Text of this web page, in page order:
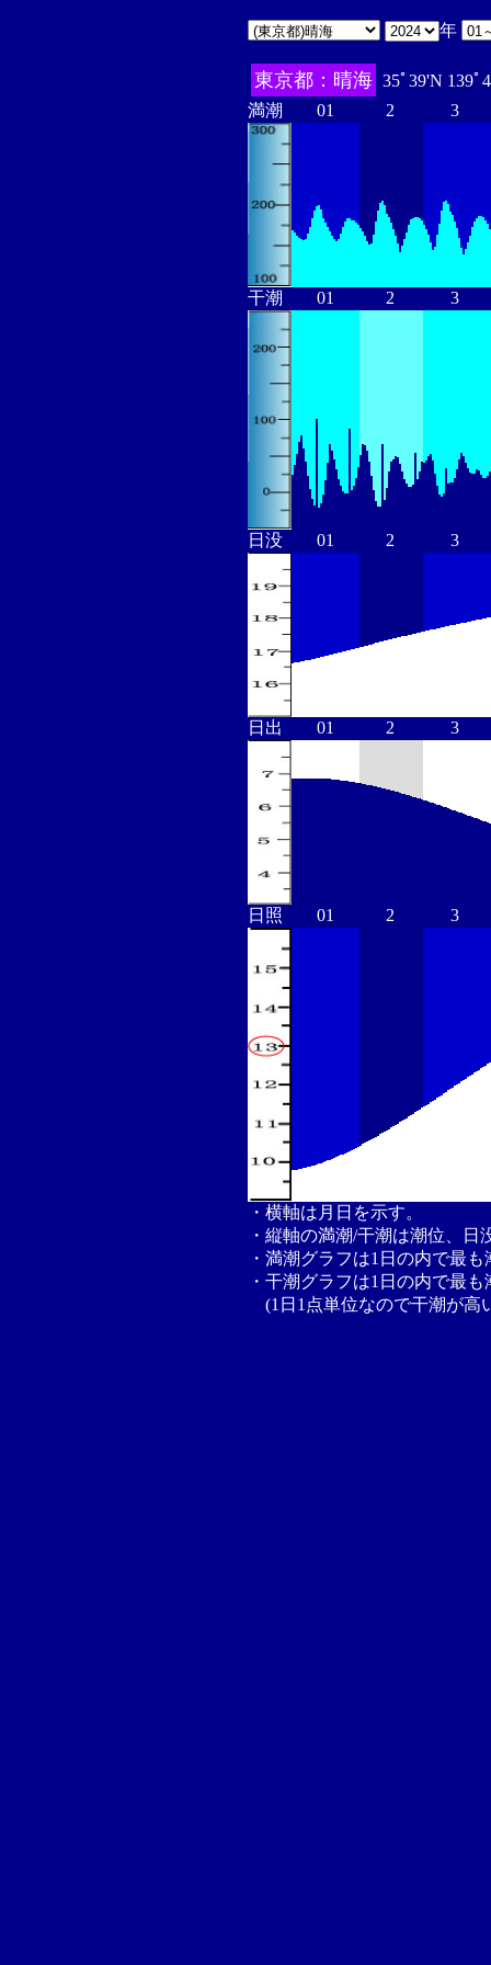
年
東京都：晴海 35ﾟ39'N 139ﾟ
満潮
01 2 3
干潮 01 2 3
日没 01 2 3
日出 01 2 3
日照 01 2 3
・横軸は月日を示す。
・縦軸の満潮/干潮は潮位、
・満潮グラフは1日の内で最
・干潮グラフは1日の内で最
(1日1点単位なので干潮が高